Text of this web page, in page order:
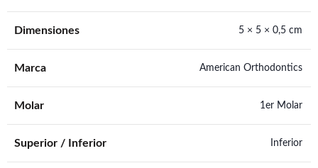
Dimensiones 5 × 5 × 0,5 cm
Marca American Orthodontics
Molar 1er Molar
Superior / Inferior Inferior